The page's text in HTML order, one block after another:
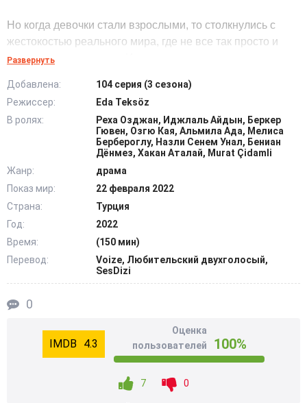
Но когда девочки стали взрослыми, то столкнулись с
жестокостью реального мира, где не все так просто и
красиво, как в детстве. Им пришлось узнать, что в жизни
Сестры разъехались в разные стороны, позабыв о
родстве. Судьба дает им шанс воссоединиться, когда
мать заболела неизлечимой болезнью. Они
возвращаются домой, чтобы провести время рядом с
ней.
Девушки понимают, что им необходимо забыть прошлое
и старые обиды. Они начинают жизнь заново, в поисках
любви, счастья и покоя. Но на пути героинь возникают
новые преграды, которые можно пройти только вместе...
Развернуть
Добавлена:
104 серия (3 сезона)
Режиссер:
Eda Teksöz
В ролях:
Реха Озджан, Иджлаль Айдын, Беркер
Гювен, Озгю Кая, Альмила Ада, Мелиса
Бербероглу, Назли Сенем Унал, Бениан
Дёнмез, Хакан Аталай, Murat Çidamli
Жанр:
драма
Показ мир:
22 февраля 2022
Страна:
Турция
Год:
2022
Время:
(150 мин)
Перевод:
Voize, Любительский двухголосый,
SesDizi
0
4.3
Оценка
пользователей
100%
7 0